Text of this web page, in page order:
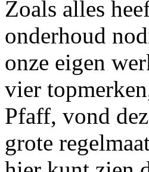
Zoals alles
onderhoud
onze eigen
vier
Pfaff, vond
grote